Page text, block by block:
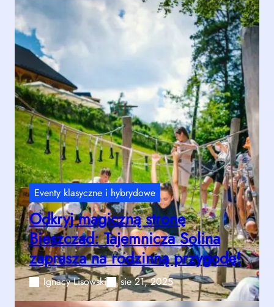
Eventy klasyczne i hybrydowe
Odkryj magiczną stronę
Bieszczad: Tajemnicza Solina
zaprasza na rodzinną przygodę!
Ignacy Lisowski sie 21, 2025